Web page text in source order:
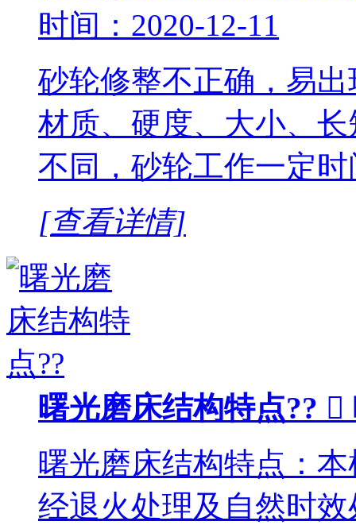
时间：2020-12-11
砂轮修整不正确，易
材质、硬度、大小、
不同，砂轮工作一定
[查看详情]
曙光磨床结构特点?? 
曙光磨床结构特点：
经退火处理及自然时